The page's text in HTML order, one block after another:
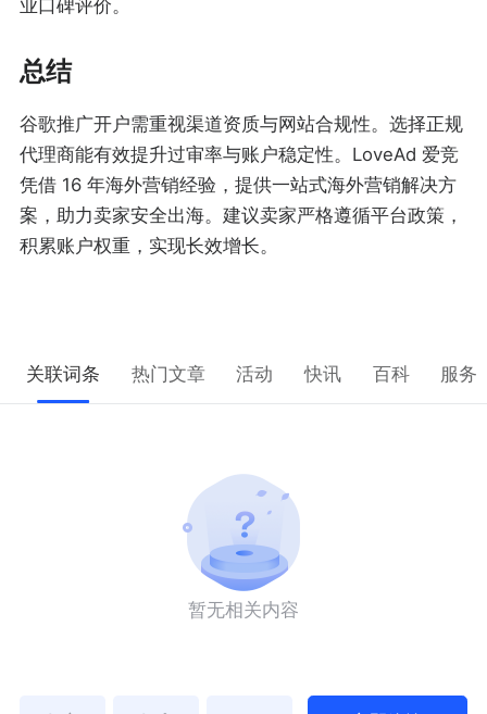
业口碑评价。
总结
谷歌推广开户需重视渠道资质与网站合规性。选择正规
代理商能有效提升过审率与账户稳定性。LoveAd 爱竞
凭借 16 年海外营销经验，提供一站式海外营销解决方
案，助力卖家安全出海。建议卖家严格遵循平台政策，
积累账户权重，实现长效增长。
关联词条 热门文章 活动 快讯 百科 服务
暂无相关内容